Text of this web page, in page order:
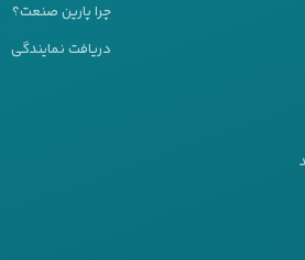
چرا پارین صنعت؟
دریافت نمایندگی
تا به شما کمک کنیم
آماده پاسخگویی به سوالات شماست